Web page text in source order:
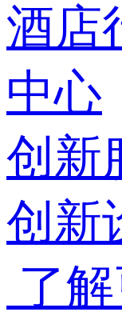
酒店
中心
创新
创新
了